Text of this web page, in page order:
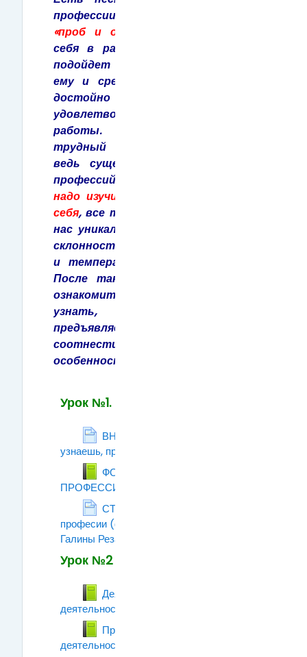
профессии.
«проб и ошибок»
себя в различных сферах, пока не
подойдет то, что будет приносить
ему и средства, для того, чтобы
достойно существовать, и
удовлетворение от процесса
работы. Но это может быть
трудный и длительный процесс,
ведь существуют десятки тысяч
профессий.
надо изучить, прежде всего, самого
себя, все то, что делает каждого из
нас уникальным – свои интересы и
склонности, особенности характера
и темперамента, мышления и т.д.
После такого самопознания нужно
ознакомиться с миром профессий,
узнать, какие требования
предъявляет профессия к человеку, и
соотнести их со своими личными
особенностями.
Урок №1.
ВНИМАНИЕ! Что ты
узнаешь, пройдя этот курс!
ФОРМУЛА ВЫБОРА
ПРОФЕССИИ
Книга
СТРАТЕГИЯ выбора
професии (фрагмент видеокурса
Галины Резапкиной)
Урок №2
Деятельность. Виды
деятельности.
Книга
Профессиональная
деятельность.
Книга